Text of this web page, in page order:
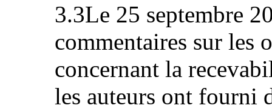
3.3Le 25 septembre
commentaires sur les
concernant la
les auteurs ont fourni